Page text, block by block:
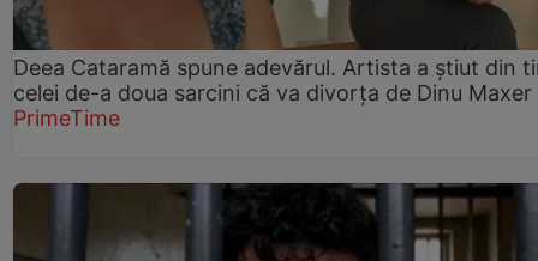
Deea Cataramă spune adevărul. Artista a știut din
celei de-a doua sarcini că va divorța de Dinu Maxer
PrimeTime